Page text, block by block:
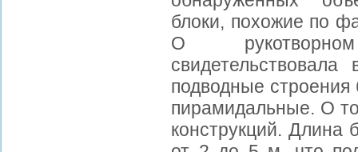
блоки, похожие по
О
подводные
пирамидальные. О
конструкций. Длина